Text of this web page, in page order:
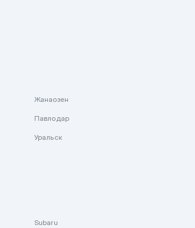
Жанаозен
Павлодар
Уральск
Subaru